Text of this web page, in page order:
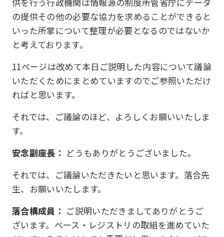
の提供その他の必要な協力を求めることができると
いった所掌について整理が必要となるのではないか
と考えております。
11ページは改めて本日ご説明した内容について議論
いただくためにまとめていますのでご参照いただけ
ればと思います。
それでは、ご議論のほど、よろしくお願いいたしま
す。
安念副座長： どうもありがとうございました。
それでは、ご議論いただきたいと思います。落合先
生、お願いいたします。
落合構成員： ご説明いただきましてありがとうご
ざいます。ベース・レジストリの取組を進めていた